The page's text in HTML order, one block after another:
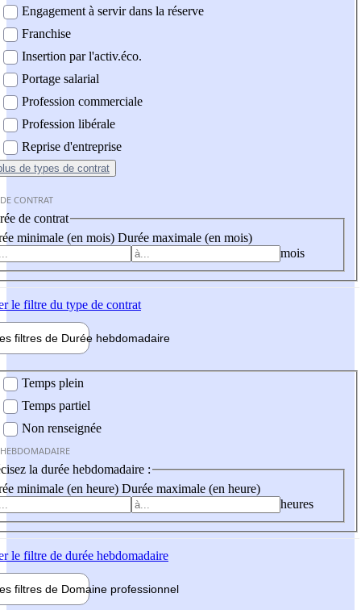
Engagement à servir dans la réserve
Franchise
Insertion par l'activ.éco.
Portage salarial
Profession commerciale
Profession libérale
Reprise d'entreprise
de types de contrat
CONTRAT
de contrat
minimale (en mois) Durée maximale (en mois)
mois
le filtre du type de contrat
filtres de Durée hebdomadaire
Temps plein
Temps partiel
Non renseignée
la durée hebdomadaire :
minimale (en heure) Durée maximale (en heure)
heures
le filtre de durée hebdomadaire
filtres de Domaine professionnel